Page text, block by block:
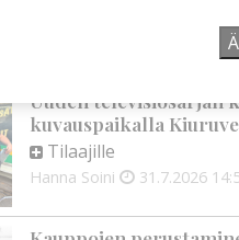
7.8.2026
Uuden televisiosarjan
kuvauspaikalla
Tilaajille
Hanna Soini 31.7.2026